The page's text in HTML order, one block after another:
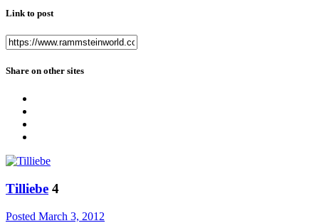
Link to post
Share on other sites
Tilliebe 4
Posted March 3, 2012